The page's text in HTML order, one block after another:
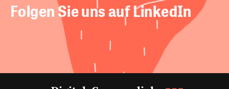
Folgen Sie uns auf LinkedIn